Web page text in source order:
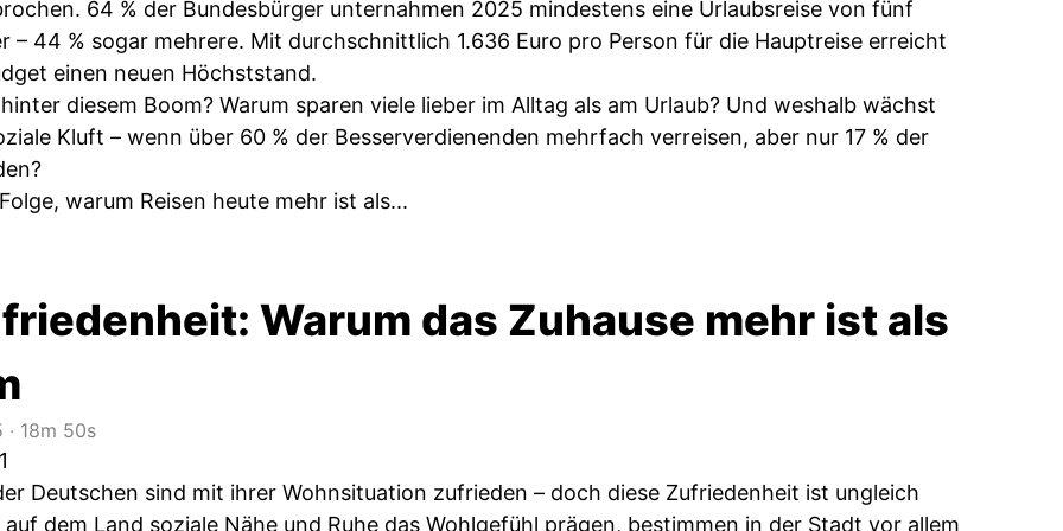
64 % der Bundesbürger unternahmen 2025 mindestens eine Urlaubsreise von fünf
– 44 % sogar mehrere. Mit durchschnittlich 1.636 Euro pro Person für die Hauptreise erreicht
einen neuen Höchststand.
diesem Boom? Warum sparen viele lieber im Alltag als am Urlaub? Und weshalb wächst
Kluft – wenn über 60 % der Besserverdienenden mehrfach verreisen, aber nur 17 % der
warum Reisen heute mehr ist als...
Warum das Zuhause mehr ist als
‧ 18m 50s
Deutschen sind mit ihrer Wohnsituation zufrieden – doch diese Zufriedenheit ist ungleich
dem Land soziale Nähe und Ruhe das Wohlgefühl prägen, bestimmen in der Stadt vor allem